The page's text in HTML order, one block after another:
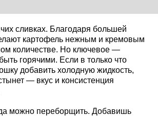
сливках. Благодаря большей
картофель нежным и кремовым
количестве. Но ключевое —
горячими. Если в только что
добавить холодную жидкость,
— вкус и консистенция
можно переборщить. Добавишь